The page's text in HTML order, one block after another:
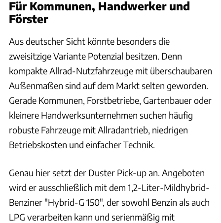
Für Kommunen, Handwerker und
Förster
Aus deutscher Sicht könnte besonders die
zweisitzige Variante Potenzial besitzen. Denn
kompakte Allrad-Nutzfahrzeuge mit überschaubaren
Außenmaßen sind auf dem Markt selten geworden.
Gerade Kommunen, Forstbetriebe, Gartenbauer oder
kleinere Handwerksunternehmen suchen häufig
robuste Fahrzeuge mit Allradantrieb, niedrigen
Betriebskosten und einfacher Technik.
Genau hier setzt der Duster Pick-up an. Angeboten
wird er ausschließlich mit dem 1,2-Liter-Mildhybrid-
Benziner "Hybrid-G 150", der sowohl Benzin als auch
LPG verarbeiten kann und serienmäßig mit